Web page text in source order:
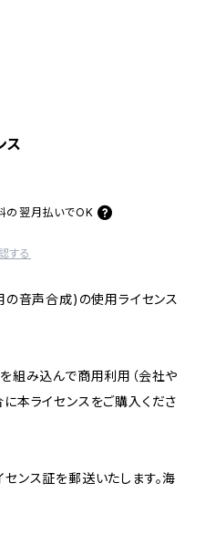
ス
の 翌月払いでOK
する
音声合成)の使用ライセンス
み込んで商用利用（会社や
本ライセンスをご購入くださ
ンス証を郵送いたします。海